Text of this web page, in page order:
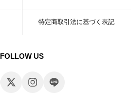
特定商取引法に基づく表記
FOLLOW US